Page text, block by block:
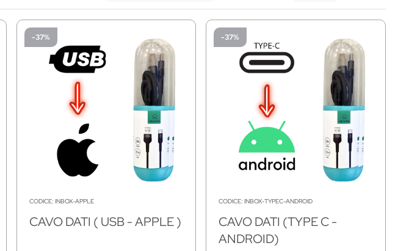
-37%
CODICE: INBOX-APPLE
CAVO DATI ( USB - APPLE )
-37%
CODICE:INBOX-TYPEC-ANDROID
CAVO DATI (TYPE C -
ANDROID)